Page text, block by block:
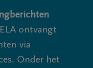
ontvangt
via
Onder het